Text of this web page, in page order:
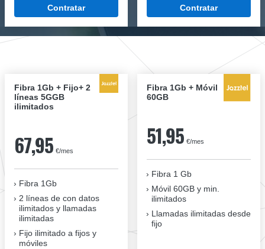
Contratar Contratar
Fibra 1Gb + Fijo+ 2
líneas 5GGB
ilimitados
67,95 €/mes
Fibra 1Gb
2 líneas de con datos
ilimitados y llamadas
ilimitadas
Fijo ilimitado a fijos y
móviles
Fibra 1Gb + Móvil
60GB
51,95 €/mes
Fibra 1 Gb
Móvil 60GB y min.
ilimitados
Llamadas ilimitadas desde
fijo